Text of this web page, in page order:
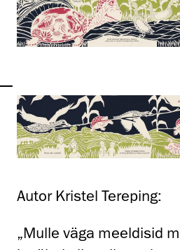
Autor Kristel Tereping:
„Mulle väga meeldisid